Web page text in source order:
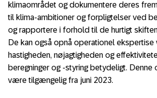
klimaområdet og dokumentere deres
til klima-ambitioner og forpligtelser ved
og rapportere i forhold til de hurtigt
De kan også opnå operationel
hastigheden, nøjagtigheden og
beregninger og -styring betydeligt. Denne
være tilgængelig fra juni 2023.